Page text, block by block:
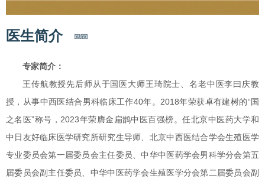
医生简介
专家简介：
王传航教授先后师从于国医大师王琦院士、名老中医李曰庆教
授，从事中西医结合男科临床工作40年。2018年荣获卓有建树的“国
之名医”称号，2023年荣膺金扁鹊中医百强榜。任北京中医药大学和
中日友好临床医学研究所研究生导师、北京中西医结合学会生殖医学
专业委员会第一届委员会主任委员、中华中医药学会男科学分会第五
届委员会副主任委员、中华中医药学会生殖医学分会第二届委员会副